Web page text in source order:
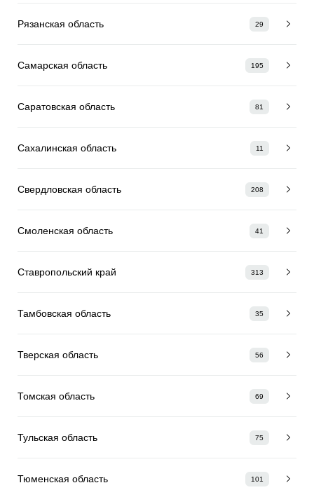
Рязанская область 29
Самарская область 195
Саратовская область 81
Сахалинская область 11
Свердловская область 208
Смоленская область 41
Ставропольский край 313
Тамбовская область 35
Тверская область 56
Томская область 69
Тульская область 75
Тюменская область 101